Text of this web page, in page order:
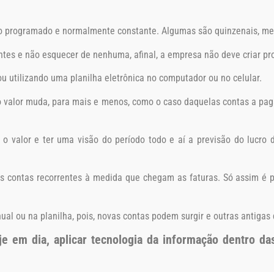
e normalmente constante. Algumas são quinzenais,
e não esquecer de nenhuma, afinal, a empresa não deve criar
utilizando uma planilha eletrônica no computador ou no celular.
muda, para mais e menos, como o caso daquelas contas a
valor e ter uma visão do período todo e aí a previsão do lucro
recorrentes à medida que chegam as faturas. Só assim é
ou na planilha, pois, novas contas podem surgir e outras
em dia, aplicar tecnologia da informação dentro